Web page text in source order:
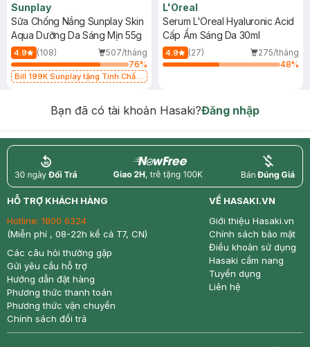
Sunplay
Sữa Chống Nắng Sunplay Skin
Aqua Dưỡng Da Sáng Mịn 55g
4.9 (108)
507/tháng
76%
Bill 199K Sunplay tặng Tinh Chất
L'Oreal
Serum L'Oreal Hyaluronic Acid
Cấp Ẩm Sáng Da 30ml
4.9 (27)
275/tháng
48%
Bạn đã có tài khoản Hasaki?Đăng nhập
return nowfree price
HỖ TRỢ KHÁCH HÀNG
Hotline: 1800 6324
(Miễn phí , 08-22h kể cả T7, CN)
Các câu hỏi thường gặp
Gửi yêu cầu hỗ trợ
Hướng dẫn đặt hàng
Phương thức thanh toán
Phương thức vận chuyển
Chính sách đổi trả
VỀ HASAKI.VN
Giới thiệu Hasaki.vn
Chính sách bảo mật
Điều khoản sử dụng
Hasaki cẩm nang
Tuyển dụng
Liên hệ